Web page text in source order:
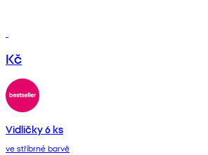
Kč
Vidličky 6 ks
ve stříbrné barvě